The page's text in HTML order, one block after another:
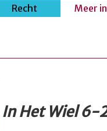
Recht Meer
In Het Wiel 6-